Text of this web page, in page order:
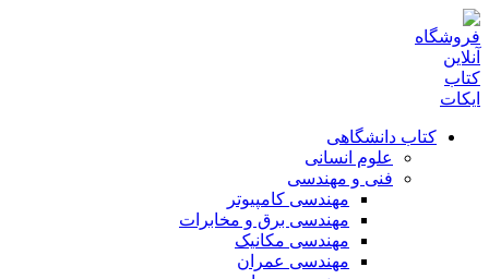
کتاب دانشگاهی
علوم انسانی
فنی و مهندسی
مهندسی کامپیوتر
مهندسی برق و مخابرات
مهندسی مکانیک
مهندسی عمران